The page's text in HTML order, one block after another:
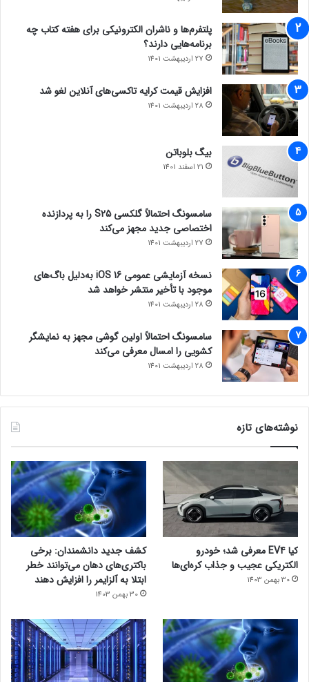
حتما بخوانید :ایلان ماسک از طریق اداره بهره‌وری کنترل
بخش‌هایی از سازمان‌های دولتی آمریکا را در دست گرفته است
پلتفرم‌ها و ناشران الکترونیکی برای هفته کتاب چه
برنامه‌هایی دارند؟
27 اردیبهشت 1401
افزایش قیمت کرایه تاکسی‌های آنلاین لغو شد
28 اردیبهشت 1401
بیگ بلوباتن
21 اسفند 1401
سامسونگ احتمالاً گلکسی S25 را به پردازنده
اختصاصی جدید مجهز می‌کند
27 اردیبهشت 1401
نسخه آزمایشی عمومی iOS 16 به‌دلیل باگ‌های
موجود با تأخیر منتشر خواهد شد
28 اردیبهشت 1401
سامسونگ احتمالاً اولین گوشی مجهز به نمایشگر
کشویی را امسال معرفی می‌کند
28 اردیبهشت 1401
نوشته‌های تازه
کیا EV4 معرفی شد؛ خودرو
الکتریکی عجیب و جذاب کره‌ای‌ها
30 بهمن 1403
کشف جدید دانشمندان: برخی
باکتری‌های دهان می‌توانند خطر
ابتلا به آلزایمر را افزایش دهند
30 بهمن 1403